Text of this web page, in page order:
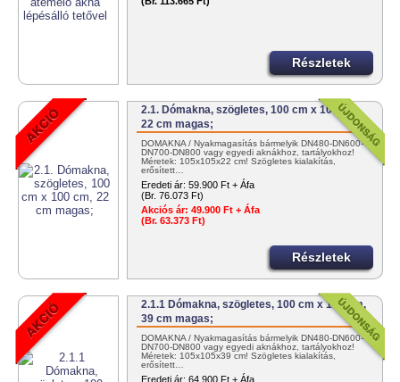
Részletek
2.1. Dómakna, szögletes, 100 cm x 100 cm,
22 cm magas;
DÓMAKNA / Nyakmagasítás bármelyik DN480-DN600-
DN700-DN800 vagy egyedi aknákhoz, tartályokhoz!
Méretek: 105x105x22 cm! Szögletes kialakítás,
erősített…
Eredeti ár: 59.900 Ft + Áfa
(Br. 76.073 Ft)
Akciós ár: 49.900 Ft + Áfa
(Br. 63.373 Ft)
Részletek
2.1.1 Dómakna, szögletes, 100 cm x 100 cm,
39 cm magas;
DÓMAKNA / Nyakmagasítás bármelyik DN480-DN600-
DN700-DN800 vagy egyedi aknákhoz, tartályokhoz!
Méretek: 105x105x39 cm! Szögletes kialakítás,
erősített…
Eredeti ár: 64.900 Ft + Áfa